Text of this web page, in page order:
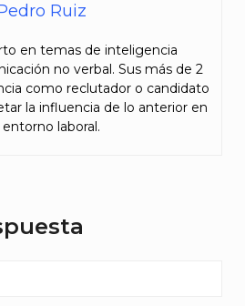
Ruiz
en temas de inteligencia
no verbal. Sus más de 2
como reclutador o candidato
la influencia de lo anterior en
laboral.